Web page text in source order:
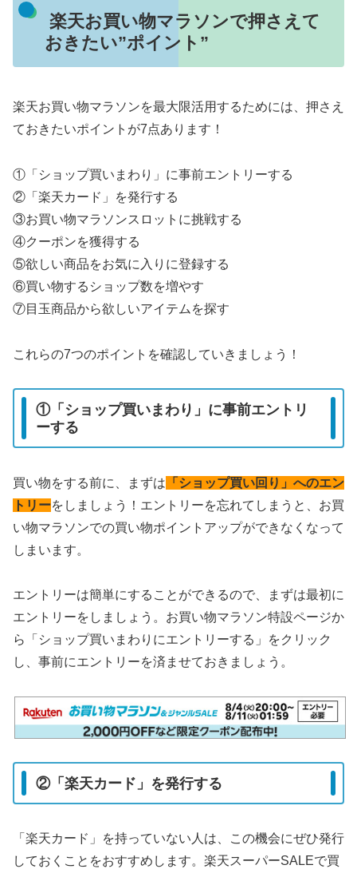
楽天お買い物マラソンで押さえて
おきたい”ポイント”
楽天お買い物マラソンを最大限活用するためには、押さえ
ておきたいポイントが7点あります！
①「ショップ買いまわり」に事前エントリーする
②「楽天カード」を発行する
③お買い物マラソンスロットに挑戦する
④クーポンを獲得する
⑤欲しい商品をお気に入りに登録する
⑥買い物するショップ数を増やす
⑦目玉商品から欲しいアイテムを探す
これらの7つのポイントを確認していきましょう！
①「ショップ買いまわり」に事前エントリ
ーする
買い物をする前に、まずは 「ショップ買い回り」へのエン
トリーをしましょう！エントリーを忘れてしまうと、お買
い物マラソンでの買い物ポイントアップができなくなって
しまいます。
エントリーは簡単にすることができるので、まずは最初に
エントリーをしましょう。お買い物マラソン特設ページか
ら「ショップ買いまわりにエントリーする」をクリック
し、事前にエントリーを済ませておきましょう。
②「楽天カード」を発行する
「楽天カード」を持っていない人は、この機会にぜひ発行
しておくことをおすすめします。楽天スーパーSALEで買